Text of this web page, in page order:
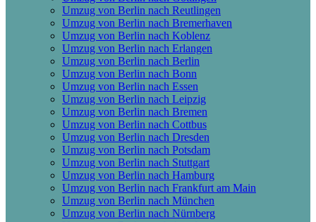
Umzug von Berlin nach Reutlingen
Umzug von Berlin nach Bremer­haven
Umzug von Berlin nach Koblenz
Umzug von Berlin nach Erlangen
Umzug von Berlin nach Berlin
Umzug von Berlin nach Bonn
Umzug von Berlin nach Essen
Umzug von Berlin nach Leipzig
Umzug von Berlin nach Bremen
Umzug von Berlin nach Cottbus
Umzug von Berlin nach Dresden
Umzug von Berlin nach Potsdam
Umzug von Berlin nach Stuttgart
Umzug von Berlin nach Hamburg
Umzug von Berlin nach Frankfurt am Main
Umzug von Berlin nach München
Umzug von Berlin nach Nürnberg